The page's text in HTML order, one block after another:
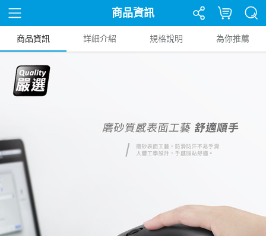
商品資訊
商品資訊 詳細介紹 規格說明 為你推薦